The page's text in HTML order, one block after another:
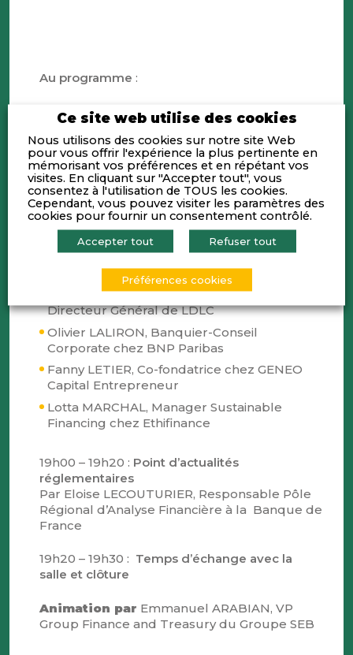
Au programme :
17h30 – 17h45 :
Keynote – La notation extra-
financière : quel contexte et quels enjeux ?
Par Lotta MARCHAL, Manager Sustainable
Financing chez Ethifinance
17h45- 19h00 :Table ronde – Défis pour les
entreprises, les financeurs et les experts, avec
:
Frédéric GIRARDON, Co-directeur général
chez BigMat Girardon
Olivier VILLEMONTE DE LA CLERGERIE,
Directeur Général de LDLC
Olivier LALIRON, Banquier-Conseil
Corporate chez BNP Paribas
Fanny LETIER, Co-fondatrice chez GENEO
Capital Entrepreneur
Lotta MARCHAL, Manager Sustainable
Financing chez Ethifinance
19h00 – 19h20 : Point d’actualités
réglementaires
Par Eloise LECOUTURIER, Responsable Pôle
Régional d’Analyse Financière à la Banque de
France
19h20 – 19h30 : Temps d’échange avec la
salle et clôture
Animation par Emmanuel ARABIAN, VP
Group Finance and Treasury du Groupe SEB
Ce site web utilise des cookies
Nous utilisons des cookies sur notre site Web
pour vous offrir l'expérience la plus pertinente en
mémorisant vos préférences et en répétant vos
visites. En cliquant sur "Accepter tout", vous
consentez à l'utilisation de TOUS les cookies.
Cependant, vous pouvez visiter les paramètres des
cookies pour fournir un consentement contrôlé.
Accepter tout Refuser tout
Préférences cookies